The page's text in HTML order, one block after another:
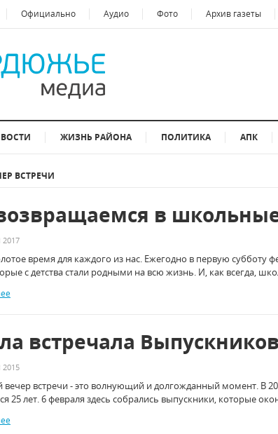
Официально Аудио Фото Архив газеты
ЖИЗНЬ РАЙОНА ПОЛИТИКА АПК
ВСТРЕЧИ
в
время для каждого из нас. Ежегодно в первую субботу
с детства стали родными на всю жизнь. И, как всегда,
встречала Выпускников
встречи - это волнующий и долгожданный момент. В
25 лет. 6 февраля здесь собрались выпускники, которые